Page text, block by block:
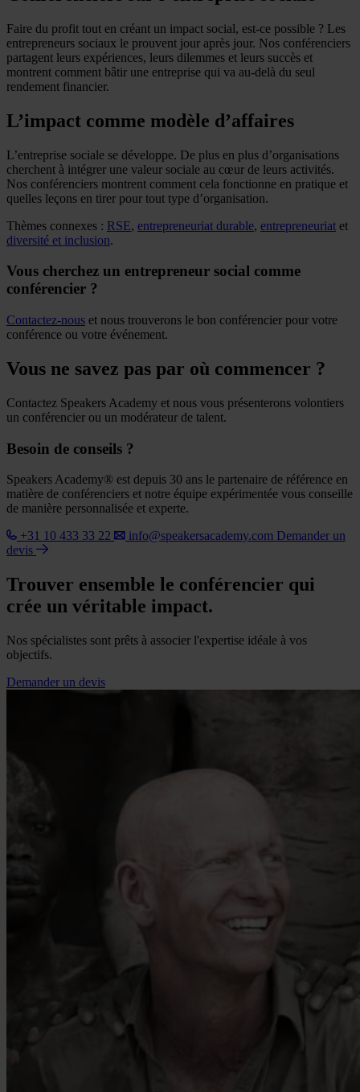
Faire du profit tout en créant un impact social, est-ce possible ? Les
entrepreneurs sociaux le prouvent jour après jour. Nos conférenciers
partagent leurs expériences, leurs dilemmes et leurs succès et
montrent comment bâtir une entreprise qui va au-delà du seul
rendement financier.
L’impact comme modèle d’affaires
L’entreprise sociale se développe. De plus en plus d’organisations
cherchent à intégrer une valeur sociale au cœur de leurs activités.
Nos conférenciers montrent comment cela fonctionne en pratique et
quelles leçons en tirer pour tout type d’organisation.
Thèmes connexes : RSE, entrepreneuriat durable, entrepreneuriat et
diversité et inclusion.
Vous cherchez un entrepreneur social comme
conférencier ?
Contactez-nous et nous trouverons le bon conférencier pour votre
conférence ou votre événement.
Vous ne savez pas par où commencer ?
Contactez Speakers Academy et nous vous présenterons volontiers
un conférencier ou un modérateur de talent.
Besoin de conseils ?
Speakers Academy® est depuis 30 ans le partenaire de référence en
matière de conférenciers et notre équipe expérimentée vous conseille
de manière personnalisée et experte.
+31 10 433 33 22
info@speakersacademy.com Demander un
devis
Trouver ensemble le conférencier qui
crée un véritable impact.
Nos spécialistes sont prêts à associer l'expertise idéale à vos
objectifs.
Demander un devis